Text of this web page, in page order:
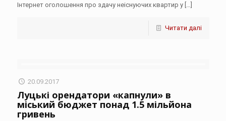
Інтернет оголошення про здачу неіснуючих квартир у[…]
Читати далі
20.09.2017
Луцькі орендатори «капнули» в
міський бюджет понад 1.5 мільйона
гривень